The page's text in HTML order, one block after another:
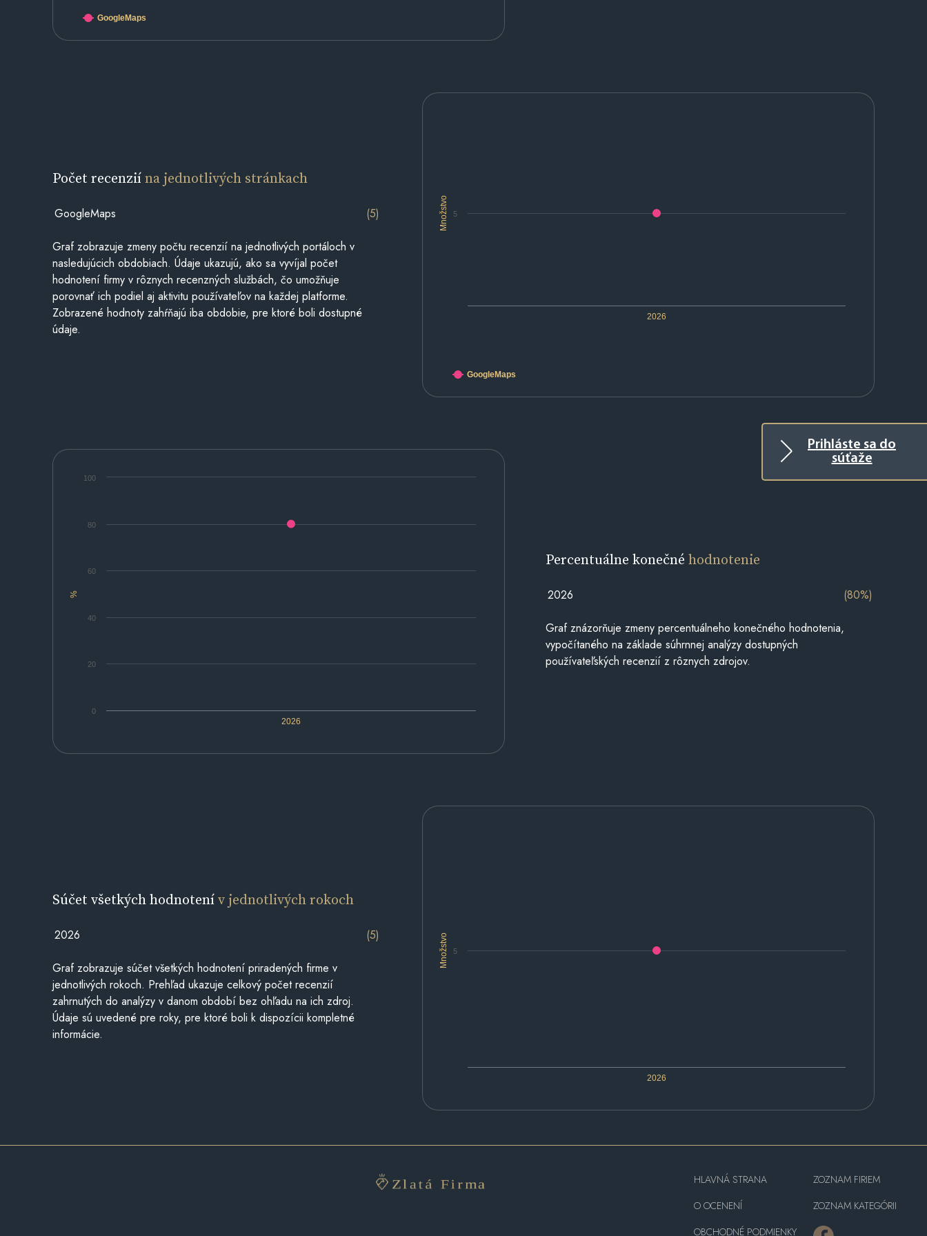
Prihláste sa do
súťaže
GoogleMaps
Množstvo
2026
5
GoogleMaps
Počet recenziína jednotlivých stránkach
GoogleMaps (5)
Graf zobrazuje zmeny počtu recenzií na jednotlivých portáloch v
nasledujúcich obdobiach. Údaje ukazujú, ako sa vyvíjal počet
hodnotení firmy v rôznych recenzných službách, čo umožňuje
porovnať ich podiel aj aktivitu používateľov na každej platforme.
Zobrazené hodnoty zahŕňajú iba obdobie, pre ktoré boli dostupné
údaje.
%
2026
0
20
40
60
80
100
Percentuálne konečnéhodnotenie
2026 (80%)
Graf znázorňuje zmeny percentuálneho konečného hodnotenia,
vypočítaného na základe súhrnnej analýzy dostupných
používateľských recenzií z rôznych zdrojov.
Množstvo
2026
5
Súčet všetkých hodnotenív jednotlivých rokoch
2026 (5)
Graf zobrazuje súčet všetkých hodnotení priradených firme v
jednotlivých rokoch. Prehľad ukazuje celkový počet recenzií
zahrnutých do analýzy v danom období bez ohľadu na ich zdroj.
Údaje sú uvedené pre roky, pre ktoré boli k dispozícii kompletné
informácie.
HLAVNÁ STRANA
O OCENENÍ
OBCHODNÉ PODMIENKY
ZOZNAM FIRIEM
ZOZNAM KATEGÓRII